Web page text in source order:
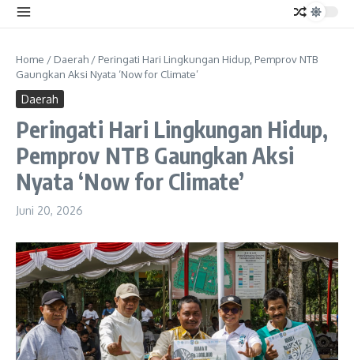
Home / Daerah / Peringati Hari Lingkungan Hidup, Pemprov NTB
Gaungkan Aksi Nyata ‘Now for Climate’
Daerah
Peringati Hari Lingkungan Hidup,
Pemprov NTB Gaungkan Aksi
Nyata ‘Now for Climate’
Juni 20, 2026